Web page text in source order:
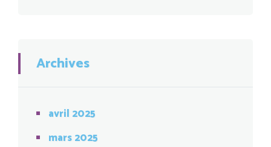
Archives
avril 2025
mars 2025